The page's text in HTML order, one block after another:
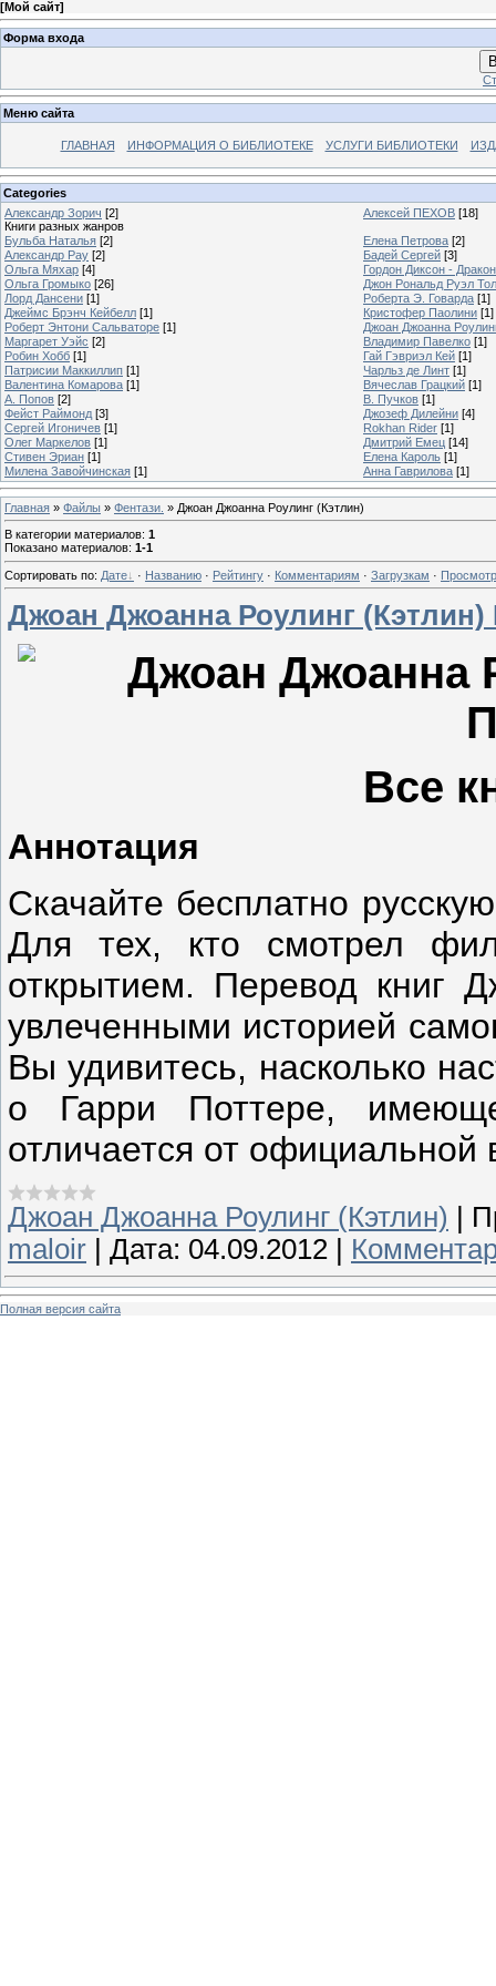
[Мой сайт]
Форма входа
Меню сайта
ГЛАВНАЯ ИНФОРМАЦИЯ О БИБЛИОТЕКЕ УСЛУГИ БИБЛИОТЕКИ
Categories
Александр Зорич [2]
Книги разных жанров
Алексей ПЕХОВ [18]
Бульба Наталья [2] Елена Петрова [2]
Александр Рау [2] Бадей Сергей [3]
Ольга Мяхар [4]
Гордон Диксон -
Ольга Громыко [26]
Джон Рональд Руэл
Лорд Дансени [1] Роберта Э. Говарда [1]
Джеймс Брэнч Кейбелл [1] Кристофер Паолини [1]
Роберт Энтони Сальваторе [1]
Джоан Джоанна
Маргарет Уэйс [2] Владимир Павелко [1]
Робин Хобб [1] Гай Гэвриэл Кей [1]
Патрисии Маккиллип [1] Чарльз де Линт [1]
Валентина Комарова [1] Вячеслав Грацкий [1]
А. Попов [2] В. Пучков [1]
Фейст Раймонд [3] Джозеф Дилейни [4]
Сергей Игоничев [1] Rokhan Rider [1]
Олег Маркелов [1] Дмитрий Емец [14]
Стивен Эриан [1] Елена Кароль [1]
Милена Завойчинская [1] Анна Гаврилова [1]
Главная » Файлы » Фентази. » Джоан Джоанна Роулинг (Кэтлин)
В категории материалов: 1
Показано материалов: 1-1
Сортировать по: Дате · Названию · Рейтингу · Комментариям · Загрузкам ·
Джоан Джоанна Роулинг (Кэтлин)
Джоан Джоанна
Все
Аннотация
Скачайте бесплатно
Для тех, кто смотрел
открытием. Перевод книг
увлеченными историей
Вы удивитесь, насколько
о Гарри Поттере,
отличается от официальной
Джоан Джоанна Роулинг (Кэтлин)
maloir
Дата: 04.09.2012
Полная версия сайта